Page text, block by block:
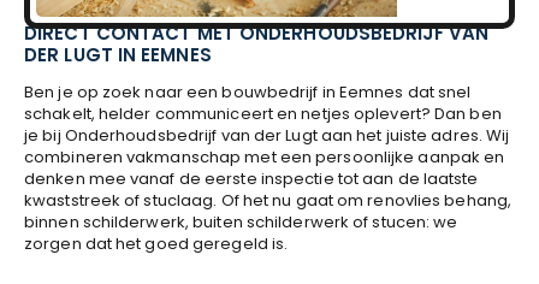
DIRECT CONTACT MET ONDERHOUDSBEDRIJF VAN
DER LUGT IN EEMNES
Ben je op zoek naar een bouwbedrijf in Eemnes dat snel
schakelt, helder communiceert en netjes oplevert? Dan ben
je bij Onderhoudsbedrijf van der Lugt aan het juiste adres. Wij
combineren vakmanschap met een persoonlijke aanpak en
denken mee vanaf de eerste inspectie tot aan de laatste
kwaststreek of stuclaag. Of het nu gaat om renovlies behang,
binnen schilderwerk, buiten schilderwerk of stucen: we
zorgen dat het goed geregeld is.